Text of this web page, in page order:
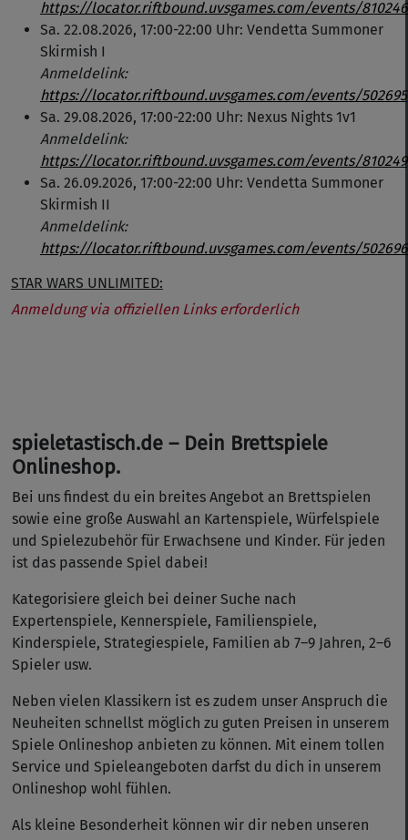
https://locator.riftbound.uvsgames.com/events/810246
Sa. 22.08.2026, 17:00-22:00 Uhr: Vendetta Summoner
Skirmish I
Anmeldelink:
https://locator.riftbound.uvsgames.com/events/502695
Sa. 29.08.2026, 17:00-22:00 Uhr: Nexus Nights 1v1
Anmeldelink:
https://locator.riftbound.uvsgames.com/events/810249
Sa. 26.09.2026, 17:00-22:00 Uhr: Vendetta Summoner
Skirmish II
Anmeldelink:
https://locator.riftbound.uvsgames.com/events/502696
STAR WARS UNLIMITED:
Anmeldung via offiziellen Links erforderlich
spieletastisch.de – Dein Brettspiele
Onlineshop.
Bei uns findest du ein breites Angebot an Brettspielen
sowie eine große Auswahl an Kartenspiele, Würfelspiele
und Spielezubehör für Erwachsene und Kinder. Für jeden
ist das passende Spiel dabei!
Kategorisiere gleich bei deiner Suche nach
Expertenspiele, Kennerspiele, Familienspiele,
Kinderspiele, Strategiespiele, Familien ab 7–9 Jahren, 2–6
Spieler usw.
Neben vielen Klassikern ist es zudem unser Anspruch die
Neuheiten schnellst möglich zu guten Preisen in unserem
Spiele Onlineshop anbieten zu können. Mit einem tollen
Service und Spieleangeboten darfst du dich in unserem
Onlineshop wohl fühlen.
Als kleine Besonderheit können wir dir neben unseren